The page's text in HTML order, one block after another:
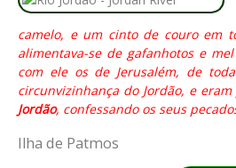
camelo, e um cinto de couro em
alimentava-se de gafanhotos e
com ele os de Jerusalém, de
circunvizinhança do Jordão, e
Jordão, confessando os seus
Ilha de Patmos